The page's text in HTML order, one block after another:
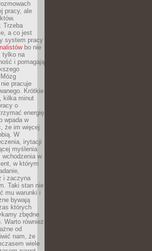
pracy, ale
Trzeba
a co jest
system pracy
bo nie
tylko na
i pomagają
pracuje
Krótkie
kilka minut
o
energię
wpada w
że im więcej
W
irytacji
myślenia
w
w którym
i zaczyna
Taki stan nie
mu warunki i
bywają
których
zbędne
Warto również
od
nam, że
wiele